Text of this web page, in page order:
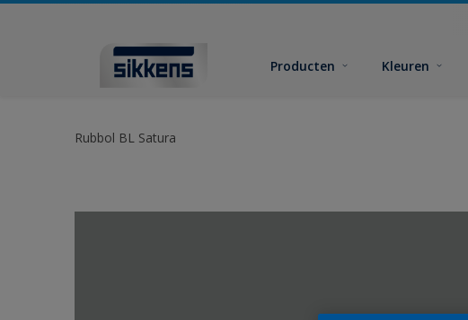
Producten Kleuren
Rubbol BL Satura